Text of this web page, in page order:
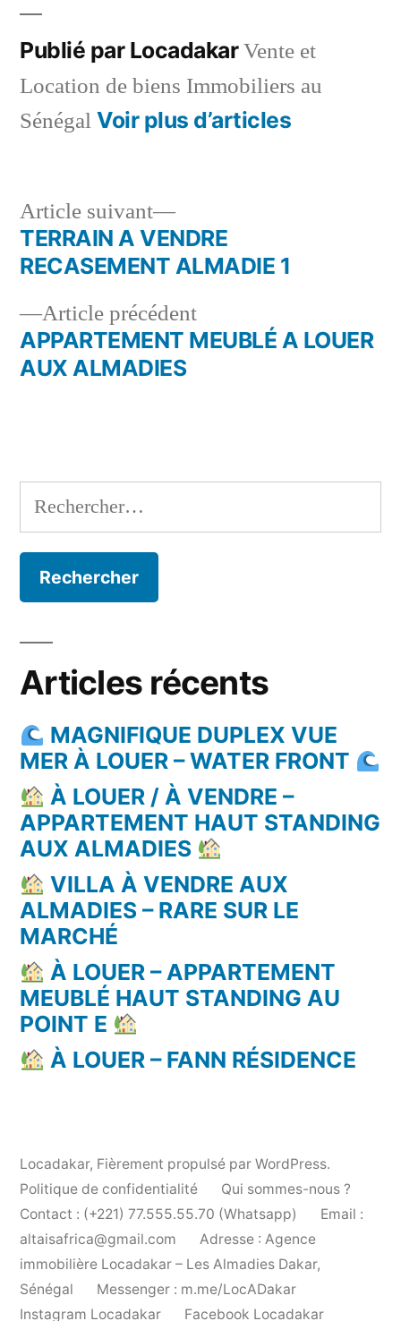
Publié par LocadakarVente et
Location de biens Immobiliers au
Sénégal Voir plus d’articles
Navigation
l’article
Article précédentArticle
précédent :
APPARTEMENT MEUBLÉ A LOUER
AUX ALMADIES
Article suivant
Article
suivant :
TERRAIN A VENDRE
RECASEMENT ALMADIE 1
Rechercher :
Articles récents
MAGNIFIQUE DUPLEX VUE
MER À LOUER – WATER FRONT
À LOUER / À VENDRE –
APPARTEMENT HAUT STANDING
AUX ALMADIES
VILLA À VENDRE AUX
ALMADIES – RARE SUR LE
MARCHÉ
À LOUER – APPARTEMENT
MEUBLÉ HAUT STANDING AU
POINT E
À LOUER – FANN RÉSIDENCE
Locadakar, Fièrement propulsé par WordPress.
Politique de confidentialité
Qui sommes-nous ?
Contact : (+221) 77.555.55.70 (Whatsapp)
Email :
altaisafrica@gmail.com
Adresse : Agence
immobilière Locadakar – Les Almadies Dakar,
Sénégal
Messenger : m.me/LocADakar
Instagram Locadakar
Facebook Locadakar